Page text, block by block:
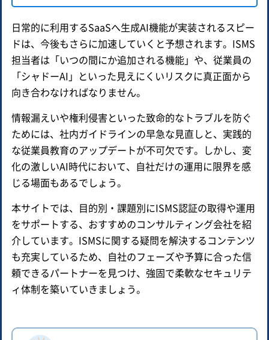
日常的に利用するSaaSへ生成AI機能が実装されるスピー
ドは、今後もさらに加速していくと予想されます。ISMS
担当者は「いつの間にか追加される機能」や、従業員の
「シャドーAI」といった見えにくいリスクに真正面から
向き合わなければなりません。
情報漏えいや権利侵害といった致命的なトラブルを防ぐ
ためには、社内ガイドラインの早急な見直しと、実践的
な従業員教育のアップデートが不可欠です。しかし、変
化の激しいAI時代において、自社だけの運用に限界を感
じる場面もあるでしょう。
本サイトでは、目的別・課題別にISMS認証の取得や運用
をサポートする、おすすめのコンサルティング会社を紹
介しています。ISMSに関する疑問を解決するコンテンツ
も充実しているため、自社のフェーズや予算に合った信
頼できるパートナーを見つけ、強固で柔軟なセキュリテ
ィ体制を築いていきましょう。